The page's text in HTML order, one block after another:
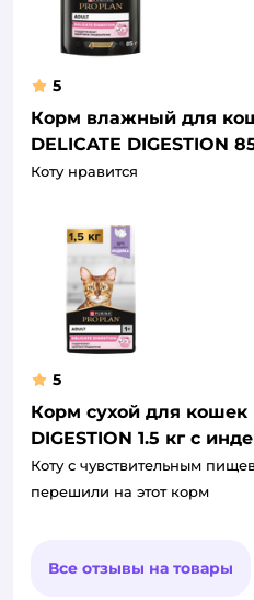
5
Корм влажный для
DELICATE DIGESTION
Коту нравится
5
Корм сухой для кошек
DIGESTION 1.5 кг с
Коту с чувствительным
перешили на этот корм
Все отзывы на товары